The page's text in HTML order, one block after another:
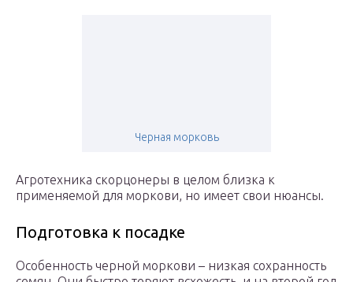
Черная морковь
Агротехника скорцонеры в целом близка к
применяемой для моркови, но имеет свои нюансы.
Подготовка к посадке
Особенность черной моркови – низкая сохранность